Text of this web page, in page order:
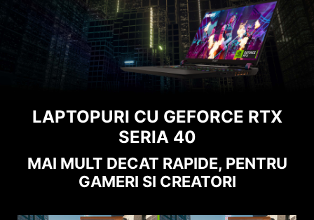
LAPTOPURI CU GEFORCE RTX
SERIA 40
MAI MULT DECAT RAPIDE, PENTRU
GAMERI SI CREATORI